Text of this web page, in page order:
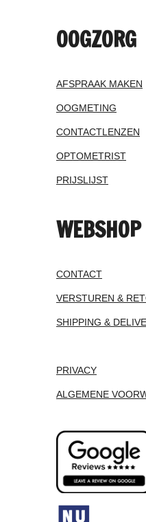
OOGZORG
AFSPRAAK MAKEN
OOGMETING
CONTACTLENZEN
OPTOMETRIST
PRIJSLIJST
WEBSHOP
CONTACT
VERSTUREN &
SHIPPING &
PRIVACY
ALGEMENE